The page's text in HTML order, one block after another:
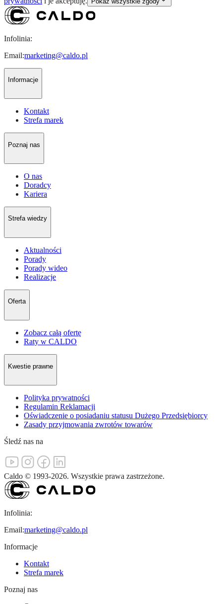
Infolinia:
Email:marketing@caldo.pl
Informacje
Kontakt
Strefa marek
Poznaj nas
O nas
Doradcy
Kariera
Strefa wiedzy
Aktualności
Porady
Porady wideo
Realizacje
Oferta
Zobacz całą ofertę
Raty w CALDO
Kwestie prawne
Polityka prywatności
Regulamin Reklamacji
Oświadczenie o posiadaniu statusu Dużego Przedsiębiorcy
Zasady przyjmowania zwrotów towarów
Śledź nas na
Caldo © 1993-2026. Wszystkie prawa zastrzeżone.
Infolinia:
Email:marketing@caldo.pl
Informacje
Kontakt
Strefa marek
Poznaj nas